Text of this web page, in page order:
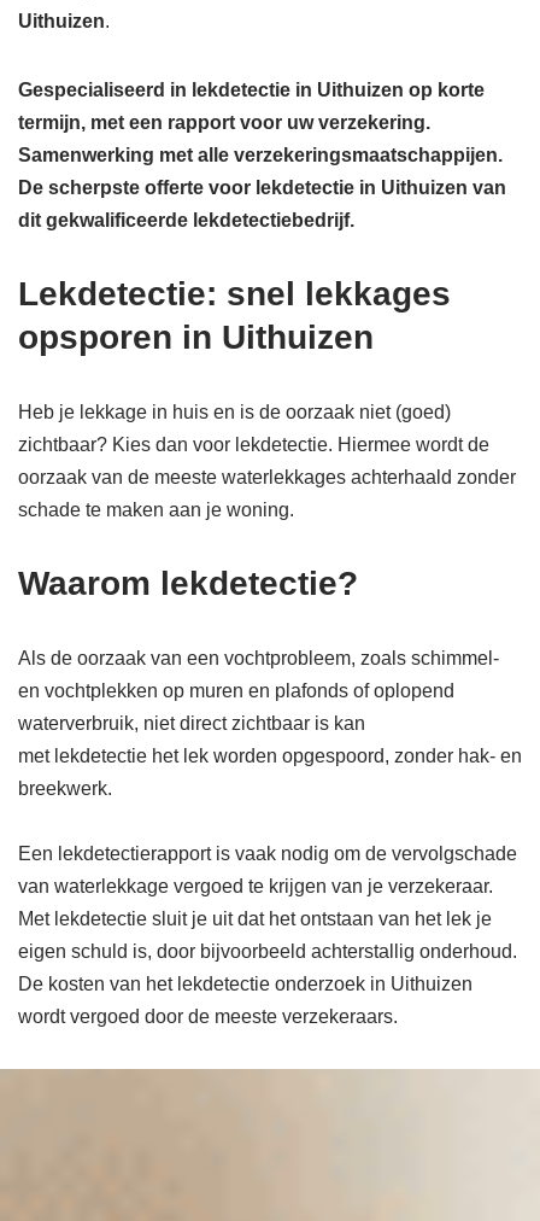
Uithuizen.
Gespecialiseerd in lekdetectie in Uithuizen op korte
termijn, met een rapport voor uw verzekering.
Samenwerking met alle verzekeringsmaatschappijen.
De scherpste offerte voor lekdetectie in Uithuizen van
dit gekwalificeerde lekdetectiebedrijf.
Lekdetectie: snel lekkages
opsporen in Uithuizen
Heb je lekkage in huis en is de oorzaak niet (goed)
zichtbaar? Kies dan voor lekdetectie. Hiermee wordt de
oorzaak van de meeste waterlekkages achterhaald zonder
schade te maken aan je woning.
Waarom lekdetectie?
Als de oorzaak van een vochtprobleem, zoals schimmel-
en vochtplekken op muren en plafonds of oplopend
waterverbruik, niet direct zichtbaar is kan
met lekdetectie het lek worden opgespoord, zonder hak- en
breekwerk.
Een lekdetectierapport is vaak nodig om de vervolgschade
van waterlekkage vergoed te krijgen van je verzekeraar.
Met lekdetectie sluit je uit dat het ontstaan van het lek je
eigen schuld is, door bijvoorbeeld achterstallig onderhoud.
De kosten van het lekdetectie onderzoek in Uithuizen
wordt vergoed door de meeste verzekeraars.